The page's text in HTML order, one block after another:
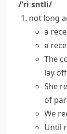
/ˈriːsntli/
not long
a
a
The
lay
She
of
We
Until